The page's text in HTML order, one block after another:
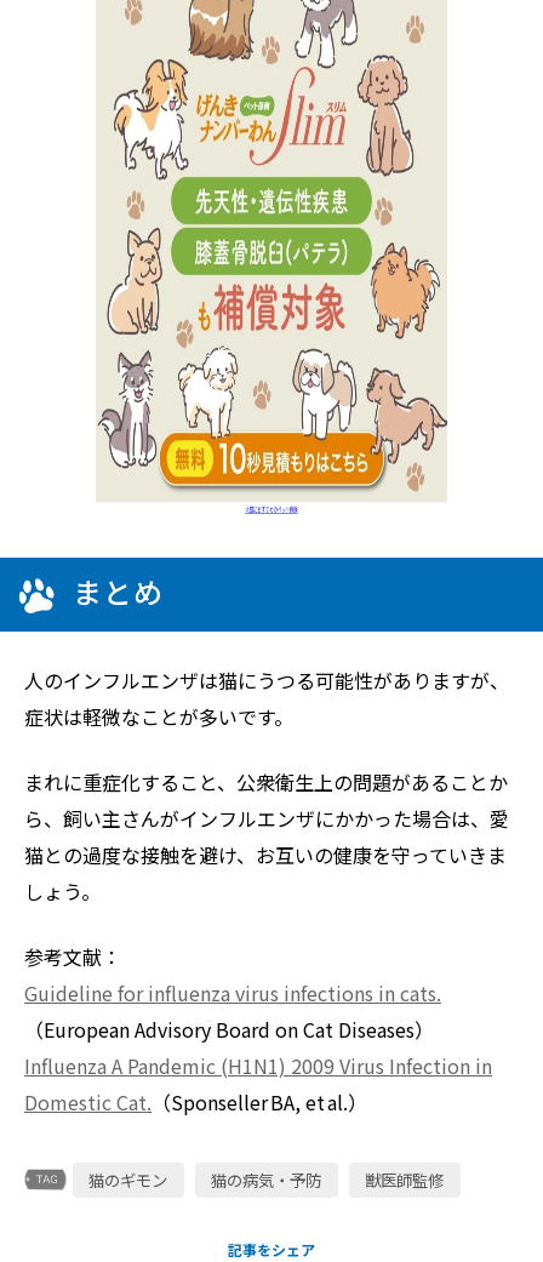
まとめ
人のインフルエンザは猫にうつる可能性がありますが、
症状は軽微なことが多いです。
まれに重症化すること、公衆衛生上の問題があることか
ら、飼い主さんがインフルエンザにかかった場合は、愛
猫との過度な接触を避け、お互いの健康を守っていきま
しょう。
参考文献：
Guideline for influenza virus infections in cats.
（European Advisory Board on Cat Diseases）
Influenza A Pandemic (H1N1) 2009 Virus Infection in
Domestic Cat. （Sponseller BA, et al.）
猫のギモン 猫の病気・予防 獣医師監修
記事をシェア